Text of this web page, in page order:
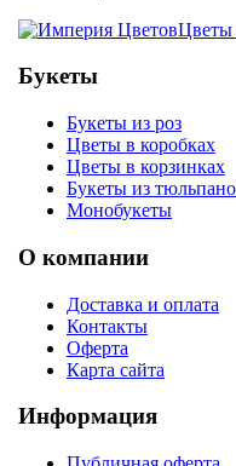
Цветы
Букеты
Букеты из роз
Цветы в коробках
Цветы в корзинках
Букеты из
Монобукеты
О компании
Доставка и оплата
Контакты
Оферта
Карта сайта
Информация